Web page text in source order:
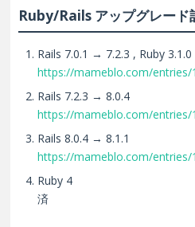
Ruby/Rails アップグレード
Rails 7.0.1 → 7.2.3 , Ruby
https://mameblo.com/entries/
Rails 7.2.3 → 8.0.4
https://mameblo.com/entries/
Rails 8.0.4 → 8.1.1
https://mameblo.com/entries/
Ruby 4
済